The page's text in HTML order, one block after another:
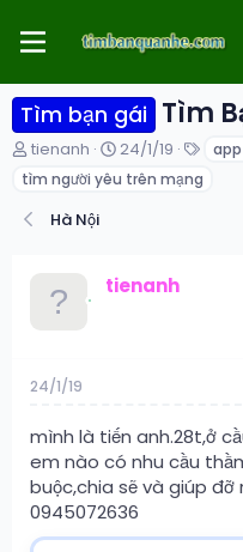
Tìm bạn gái Tìm
T
r
e
a
e
tienanh
N
à
24/1/19
tìm người yêu trên mạng
Hà Nội
tienanh
24/1/19
mình là tiến anh.28t,ở
em nào có nhu cầu
buộc,chia sẽ và giúp đỡ
0945072636